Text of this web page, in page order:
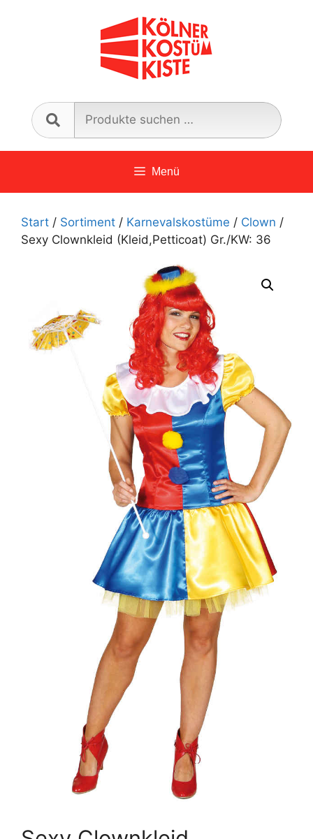
nach:
Menü
Start / Sortiment / Karnevalskostüme / Clown /
Sexy Clownkleid (Kleid,Petticoat) Gr./KW: 36